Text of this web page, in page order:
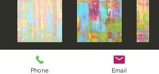
Phone Email